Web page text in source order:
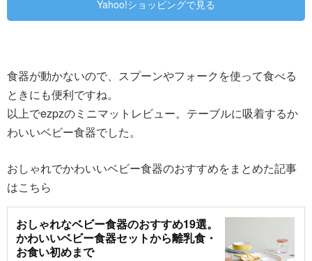
Yahoo!ショッピングで見る
食器が動かないので、スプーンやフォークを使って食べる
ときにも便利ですね。
以上でezpzのミニマットレビュー。テーブルに吸着するか
わいいベビー食器でした。
おしゃれでかわいいベビー食器のおすすめをまとめた記事
はこちら
おしゃれなベビー食器のおすすめ19選。
かわいいベビー食器セットから離乳食・
お食い初めまで